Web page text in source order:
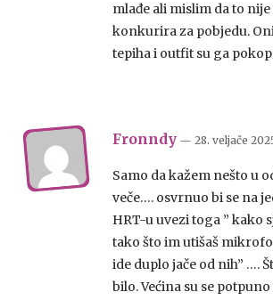
mlađe ali mislim da to
konkurira za pobjedu.
tepiha i outfit su ga
Fronndy — 28. veljače
Samo da kažem nešto u
veče…. osvrnuo bi se na
HRT-u uvezi toga ” kako
tako što im utišaš
ide duplo jače od nih” ….
bilo. Većina su se